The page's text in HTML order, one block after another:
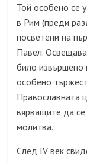
Той особено се
в Рим (преди
посветени на
Павел.
било извършено
особено
Православната
вярващите да се
молитва.
След IV век